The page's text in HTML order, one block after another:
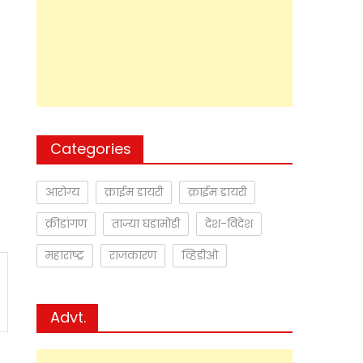
Categories
आरोग्य क्राईम डायरी
क्राईम डायरी
क्रीडांगण
ताज्या घडामोडी
देश-विदेश
महाराष्ट्र
राजकारण व्हिडीओ
Advt.